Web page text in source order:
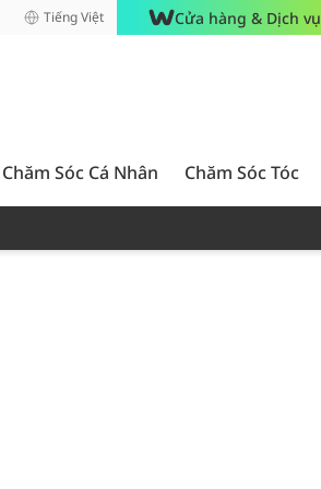
Tiếng Việt Cửa hàng & Dịch vụ
Chăm Sóc Cá Nhân Chăm Sóc Tóc